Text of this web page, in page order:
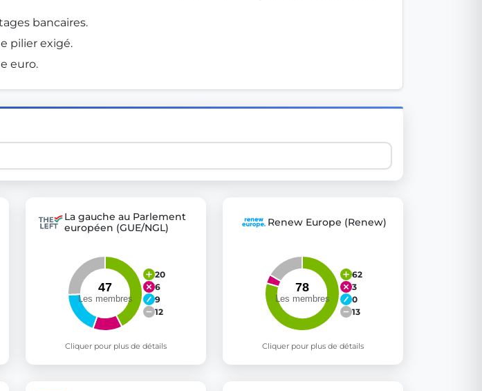
platforms, which lets citizens explore thousands of EU Parliament votes in a clear
Germany and Europe.
to citizens.
bancaires.
pilier exigé.
euro.
La gauche au Parlement
européen (GUE/NGL)
20
6
9
12
Cliquer pour plus de détails
Renew Europe (Renew)
62
3
0
13
Cliquer pour plus de détails